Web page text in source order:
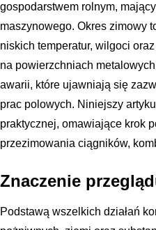
gospodarstwem rolnym,
maszynowego. Okres zimowy
niskich temperatur, wilgoci
na powierzchniach
awarii, które ujawniają się
prac polowych. Niniejszy
praktycznej, omawiające krok
przezimowania ciągników,
Znaczenie
Podstawą wszelkich działań